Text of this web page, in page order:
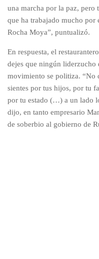
una marcha por la paz, pero
que ha trabajado mucho por
Rocha Moya”, puntualizó.
En respuesta, el
dejes que ningún liderzucho
movimiento se politiza. “No
sientes por tus hijos, por tu
por tu estado (…) a un lado
dijo, en tanto empresario
de soberbio al gobierno de